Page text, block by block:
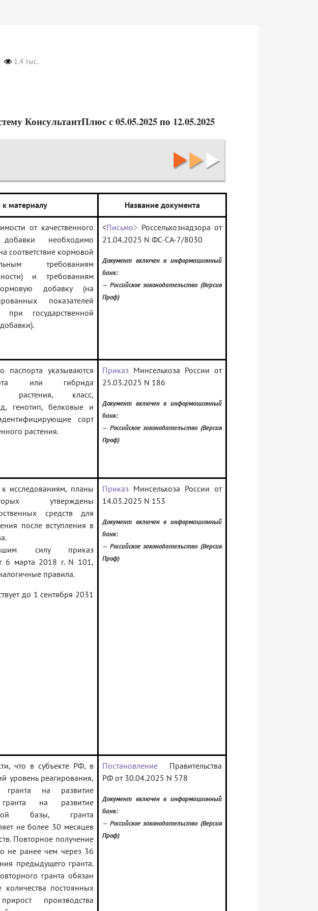
1.4 тыс.
КонсультантПлюс с 05.05.2025 по 12.05.2025
материалу Название документа
от качественного
необходимо
соответствие кормовой
требованиям
и требованиям
добавку (на
показателей
при государственной
<Письмо> Россельхознадзора от
21.04.2025 N ФС-СА-7/8030
Документ включен в информационный
банк:
— Российское законодательство (Версия
Проф)
паспорта указываются
или гибрида
растения, класс,
генотип, белковые и
сорт
растения.
Приказ Минсельхоза России от
25.03.2025 N 186
Документ включен в информационный
банк:
— Российское законодательство (Версия
Проф)
исследованиям, планы
утверждены
средств для
после вступления в
силу приказ
6 марта 2018 г. N 101,
правила.
до 1 сентября 2031
Приказ Минсельхоза России от
14.03.2025 N 153
Документ включен в информационный
банк:
— Российское законодательство (Версия
Проф)
что в субъекте РФ, в
уровень реагирования,
гранта на развитие
на развитие
базы, гранта
не более 30 месяцев
Повторное получение
не ранее чем через 36
предыдущего гранта.
гранта обязан
количества постоянных
производства
Постановление Правительства
РФ от 30.04.2025 N 578
Документ включен в информационный
банк:
— Российское законодательство (Версия
Проф)